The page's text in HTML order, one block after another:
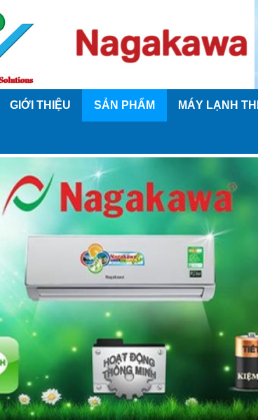
GIỚI THIỆU SẢN PHẨM MÁY LẠNH